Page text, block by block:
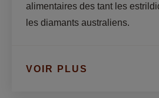
alimentaires des tant les
les diamants australiens.
VOIR PLUS